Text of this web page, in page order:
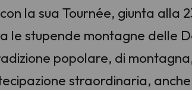
la sua Tournée, giunta alla
le stupende montagne delle
popolare, di
straordinaria,